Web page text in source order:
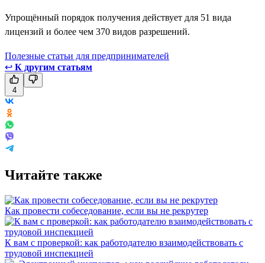
Упрощённый порядок получения действует для 51 вида
лицензий и более чем 370 видов разрешений.
Полезные статьи для предпринимателей
↩ К другим статьям
4
Читайте также
Как провести собеседование, если вы не рекрутер
К вам с проверкой: как работодателю взаимодействовать с
трудовой инспекцией